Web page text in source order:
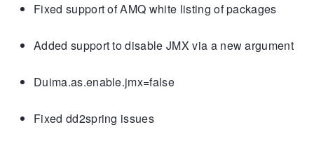
Fixed support of AMQ white listing of packages
Added support to disable JMX via a new argument
Duima.as.enable.jmx=false
Fixed dd2spring issues